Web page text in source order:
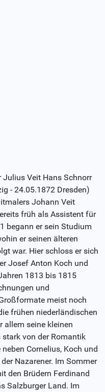
Julius Veit Hans Schnorr
- 24.05.1872 Dresden)
Johann Veit
früh als Assistent für
begann er sein Studium
er seinen älteren
war. Hier schloss er sich
Josef Anton Koch und
1813 bis 1815
und
meist noch
frühen niederländischen
allem seine kleinen
stark von der Romantik
Cornelius, Koch und
Nazarener. Im Sommer
den Brüdern Ferdinand
Salzburger Land. Im